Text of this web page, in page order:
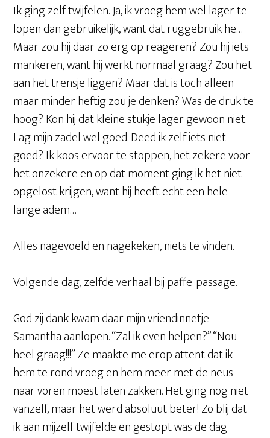
Ik ging zelf twijfelen. Ja, ik vroeg hem wel lager te
lopen dan gebruikelijk, want dat ruggebruik he…
Maar zou hij daar zo erg op reageren? Zou hij iets
mankeren, want hij werkt normaal graag? Zou het
aan het trensje liggen? Maar dat is toch alleen
maar minder heftig zou je denken? Was de druk te
hoog? Kon hij dat kleine stukje lager gewoon niet.
Lag mijn zadel wel goed. Deed ik zelf iets niet
goed? Ik koos ervoor te stoppen, het zekere voor
het onzekere en op dat moment ging ik het niet
opgelost krijgen, want hij heeft echt een hele
lange adem…
Alles nagevoeld en nagekeken, niets te vinden.
Volgende dag, zelfde verhaal bij paffe-passage.
God zij dank kwam daar mijn vriendinnetje
Samantha aanlopen. “Zal ik even helpen?” “Nou
heel graag!!!” Ze maakte me erop attent dat ik
hem te rond vroeg en hem meer met de neus
naar voren moest laten zakken. Het ging nog niet
vanzelf, maar het werd absoluut beter! Zo blij dat
ik aan mijzelf twijfelde en gestopt was de dag